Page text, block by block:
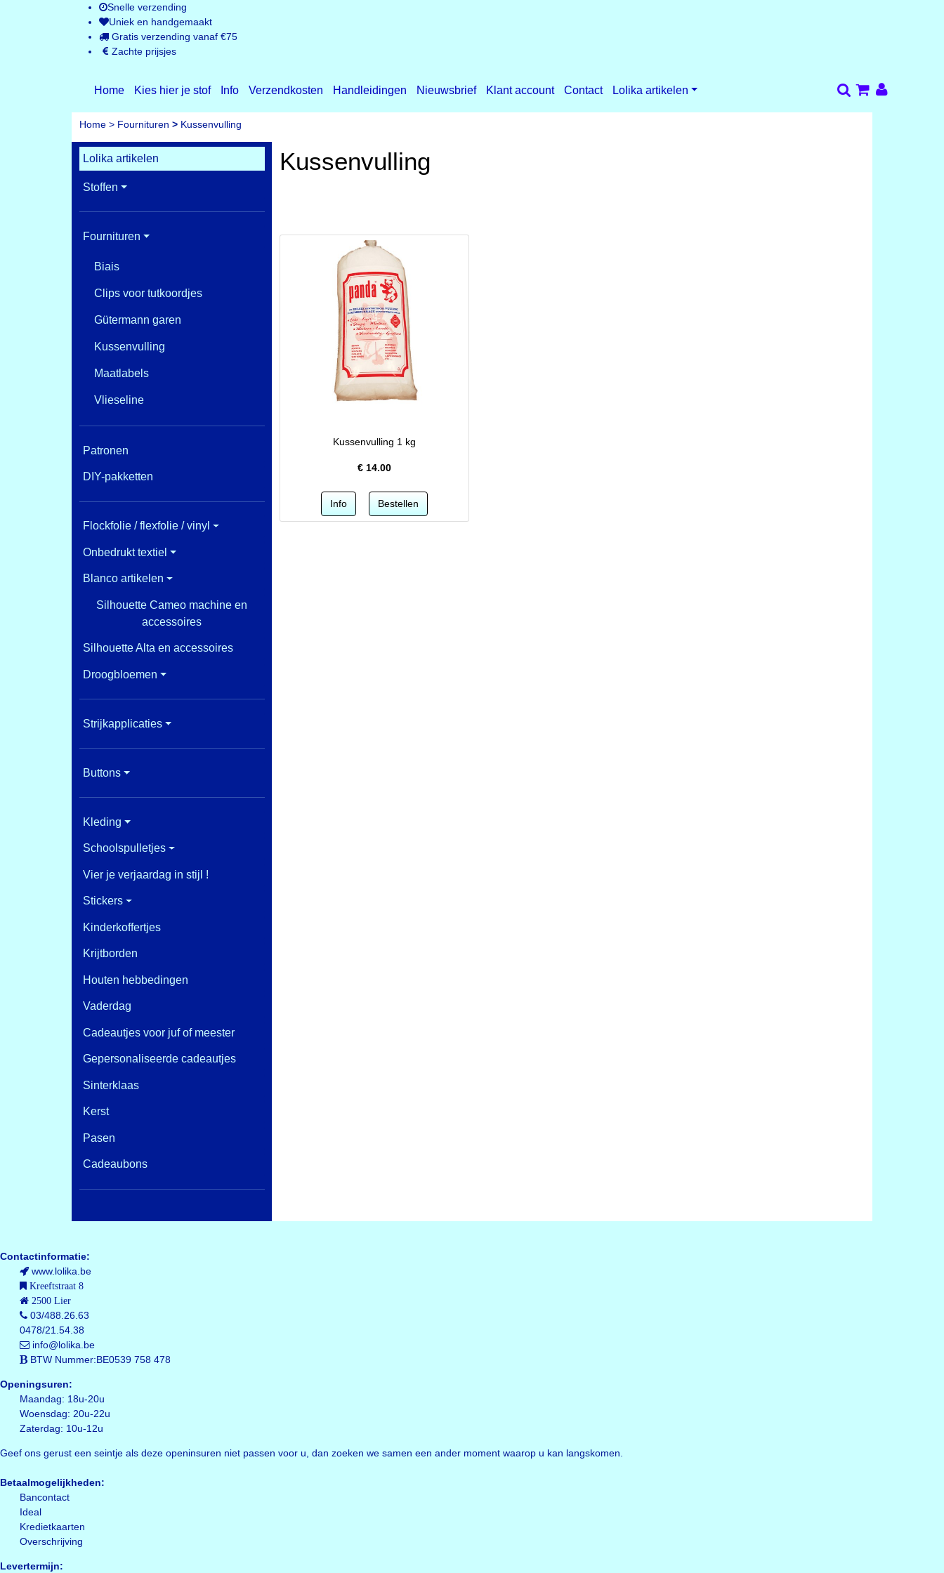
Snelle verzending
Uniek en handgemaakt
Gratis verzending vanaf €75
Zachte prijsjes
Home Kies hier je stof Info Verzendkosten Handleidingen Nieuwsbrief Klant account Contact Lolika artikelen
Home > Fournituren > Kussenvulling
Lolika artikelen
Stoffen
Fournituren
Biais
Clips voor tutkoordjes
Gütermann garen
Kussenvulling
Maatlabels
Vlieseline
Patronen
DIY-pakketten
Flockfolie / flexfolie / vinyl
Onbedrukt textiel
Blanco artikelen
Silhouette Cameo machine en
accessoires
Silhouette Alta en accessoires
Droogbloemen
Strijkapplicaties
Buttons
Kleding
Schoolspulletjes
Vier je verjaardag in stijl !
Stickers
Kinderkoffertjes
Krijtborden
Houten hebbedingen
Vaderdag
Cadeautjes voor juf of meester
Gepersonaliseerde cadeautjes
Sinterklaas
Kerst
Pasen
Cadeaubons
Kussenvulling
Kussenvulling 1 kg
€ 14.00
Contactinformatie:
www.lolika.be
Kreeftstraat 8
2500 Lier
03/488.26.63
0478/21.54.38
info@lolika.be
BTW Nummer:BE0539 758 478
Openingsuren:
Maandag: 18u-20u
Woensdag: 20u-22u
Zaterdag: 10u-12u
Geef ons gerust een seintje als deze openinsuren niet passen voor u, dan zoeken we samen een ander moment waarop u kan langskomen.
Betaalmogelijkheden:
Bancontact
Ideal
Kredietkaarten
Overschrijving
Levertermijn: